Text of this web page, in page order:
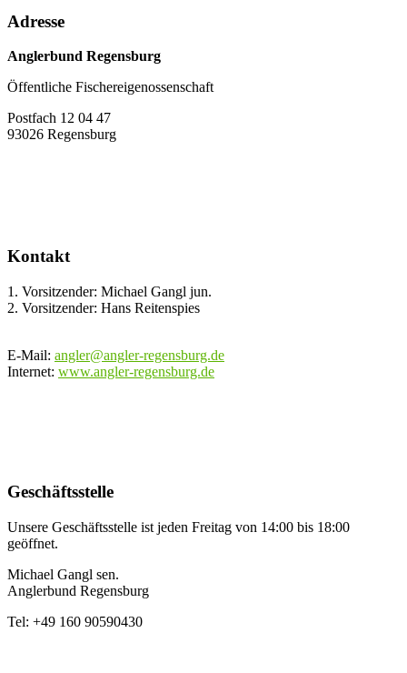
Adresse
Anglerbund Regensburg
Öffentliche Fischereigenossenschaft
Postfach 12 04 47
93026 Regensburg
Kontakt
1. Vorsitzender: Michael Gangl jun.
2. Vorsitzender: Hans Reitenspies
E-Mail: angler@angler-regensburg.de
Internet: www.angler-regensburg.de
Geschäftsstelle
Unsere Geschäftsstelle ist jeden Freitag von 14:00 bis 18:00
geöffnet.
Michael Gangl sen.
Anglerbund Regensburg
Tel: +49 160 90590430